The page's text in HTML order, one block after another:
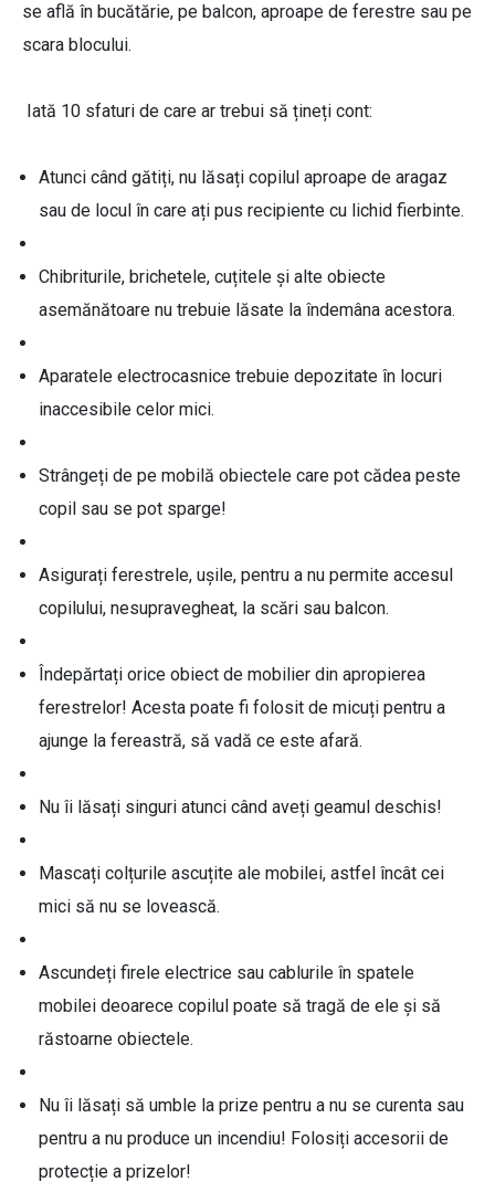
se află în bucătărie, pe balcon, aproape de ferestre sau pe
scara blocului.
Iată 10 sfaturi de care ar trebui să țineți cont:
Atunci când gătiți, nu lăsați copilul aproape de aragaz
sau de locul în care ați pus recipiente cu lichid fierbinte.
Chibriturile, brichetele, cuțitele și alte obiecte
asemănătoare nu trebuie lăsate la îndemâna acestora.
Aparatele electrocasnice trebuie depozitate în locuri
inaccesibile celor mici.
Strângeți de pe mobilă obiectele care pot cădea peste
copil sau se pot sparge!
Asigurați ferestrele, ușile, pentru a nu permite accesul
copilului, nesupravegheat, la scări sau balcon.
Îndepărtați orice obiect de mobilier din apropierea
ferestrelor! Acesta poate fi folosit de micuți pentru a
ajunge la fereastră, să vadă ce este afară.
Nu îi lăsați singuri atunci când aveți geamul deschis!
Mascați colțurile ascuțite ale mobilei, astfel încât cei
mici să nu se lovească.
Ascundeți firele electrice sau cablurile în spatele
mobilei deoarece copilul poate să tragă de ele și să
răstoarne obiectele.
Nu îi lăsați să umble la prize pentru a nu se curenta sau
pentru a nu produce un incendiu! Folosiți accesorii de
protecție a prizelor!